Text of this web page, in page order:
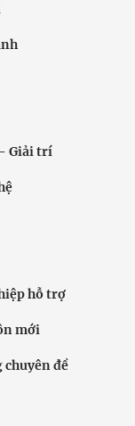
Giải trí
hỗ trợ
mới
chuyên đề